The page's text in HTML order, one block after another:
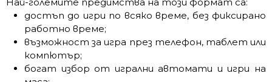
достъп до игри по всяко време, без фиксирано
работно време;
възможност за игра през телефон, таблет или
компютър;
богат избор от игрални автомати и игри на